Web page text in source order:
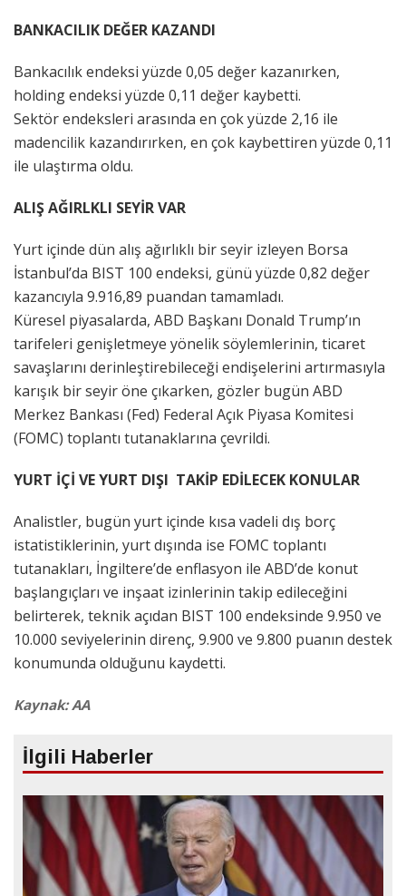
BANKACILIK DEĞER KAZANDI
Bankacılık endeksi yüzde 0,05 değer kazanırken,
holding endeksi yüzde 0,11 değer kaybetti.
Sektör endeksleri arasında en çok yüzde 2,16 ile
madencilik kazandırırken, en çok kaybettiren yüzde 0,11
ile ulaştırma oldu.
ALIŞ AĞIRLKLI SEYİR VAR
Yurt içinde dün alış ağırlıklı bir seyir izleyen Borsa
İstanbul’da BIST 100 endeksi, günü yüzde 0,82 değer
kazancıyla 9.916,89 puandan tamamladı.
Küresel piyasalarda, ABD Başkanı Donald Trump’ın
tarifeleri genişletmeye yönelik söylemlerinin, ticaret
savaşlarını derinleştirebileceği endişelerini artırmasıyla
karışık bir seyir öne çıkarken, gözler bugün ABD
Merkez Bankası (Fed) Federal Açık Piyasa Komitesi
(FOMC) toplantı tutanaklarına çevrildi.
YURT İÇİ VE YURT DIŞI TAKİP EDİLECEK KONULAR
Analistler, bugün yurt içinde kısa vadeli dış borç
istatistiklerinin, yurt dışında ise FOMC toplantı
tutanakları, İngiltere’de enflasyon ile ABD’de konut
başlangıçları ve inşaat izinlerinin takip edileceğini
belirterek, teknik açıdan BIST 100 endeksinde 9.950 ve
10.000 seviyelerinin direnç, 9.900 ve 9.800 puanın destek
konumunda olduğunu kaydetti.
Kaynak: AA
İlgili Haberler